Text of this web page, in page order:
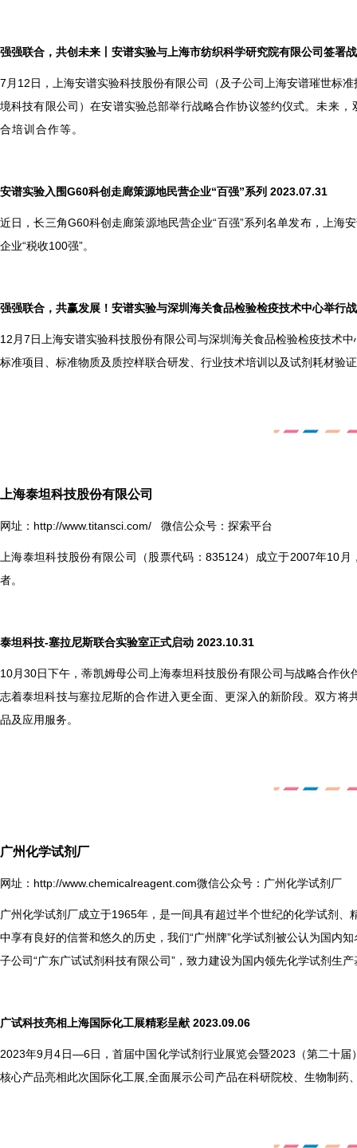
强强联合，共创未来丨安谱实验与上海市纺织科学研究院有限公司签署
7 月12日，上海安谱实验科技股份有限公司（及子公司上海安谱璀世标
境科技有限公司）在安谱实验总部举行战略合作协议签约仪式。 未来，
合培训合作等。
安谱实验入围G60科创走廊策源地民营企业“百强”系列 2023.07.31
近日，长三角G60科创走廊策源地民营企业“百强”系列名单发布，上海
企业“税收100强”。
强强联合，共赢发展！安谱实验与深圳海关食品检验检疫技术中心举行
12 月7日上海安谱实验科技股份有限公司与深圳海关食品检验检疫技术
标准项目、标准物质及质控样联合研发、行业技术培训以及试剂耗材验
上海泰坦科技股份有限公司
网址： http://www.titansci.com/ 微信公众号：探索平台
上海泰坦科技股份有限公司（股票代码：835124）成立于2007年10
者。
泰坦科技-塞拉尼斯联合实验室正式启动 2023.10.31
10月30日下午，蒂凯姆母公司上海泰坦科技股份有限公司与战略合作
志着泰坦科技与塞拉尼斯的合作进入更全面、更深入的新阶段。双方
品及应用服务。
广州化学试剂厂
网址： http://www.chemicalreagent.com微信公众号：广州化学试剂厂
广州化学试剂厂成立于1965年，是一间具有超过半个世纪的化学试剂
中享有良好的信誉和悠久的历史，我们“广州牌”化学试剂被公认为国内
子公司“广东广试试剂科技有限公司”，致力建设为国内领先化学试剂生产
广试科技亮相上海国际化工展精彩呈献 2023.09.06
2023年9月4日—6日，首届中国化学试剂行业展览会暨2023（第二十
核心产品亮相此次国际化工展,全面展示公司产品在科研院校、生物制